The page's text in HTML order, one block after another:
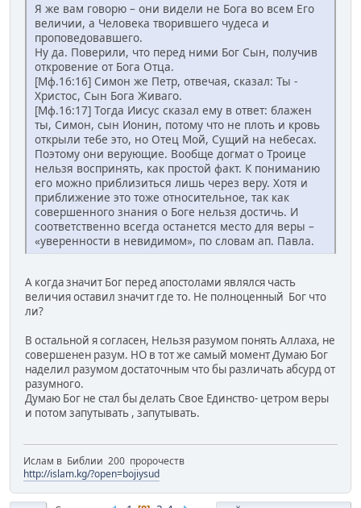
Я же вам говорю – они видели не Бога во всем Его
величии, а Человека творившего чудеса и
проповедовавшего.
Ну да. Поверили, что перед ними Бог Сын, получив
откровение от Бога Отца.
[Мф.16:16] Симон же Петр, отвечая, сказал: Ты -
Христос, Сын Бога Живаго.
[Мф.16:17] Тогда Иисус сказал ему в ответ: блажен
ты, Симон, сын Ионин, потому что не плоть и кровь
открыли тебе это, но Отец Мой, Сущий на небесах.
Поэтому они верующие. Вообще догмат о Троице
нельзя воспринять, как простой факт. К пониманию
его можно приблизиться лишь через веру. Хотя и
приближение это тоже относительное, так как
совершенного знания о Боге нельзя достичь. И
соответственно всегда останется место для веры –
«уверенности в невидимом», по словам ап. Павла.
А когда значит Бог перед апостолами являлся часть
величия оставил значит где то. Не полноценный Бог что
ли?
В остальной я согласен, Нельзя разумом понять Аллаха, не
совершенен разум. НО в тот же самый момент Думаю Бог
наделил разумом достаточным что бы различать абсурд от
разумного.
Думаю Бог не стал бы делать Свое Единство- цетром веры
и потом запутывать , запутывать.
Ислам в Библии 200 пророчеств
http://islam.kg/?open=bojiysud